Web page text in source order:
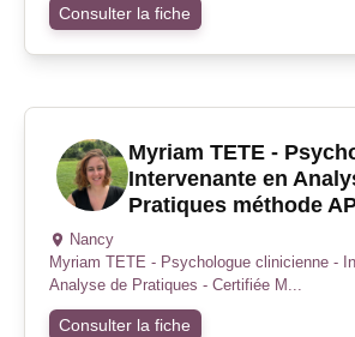
Consulter la fiche
Myriam TETE -
Intervenante en
Pratiques méthode
Nancy
Myriam TETE - Psychologue clinicienne -
Analyse de Pratiques - Certifiée M...
Consulter la fiche